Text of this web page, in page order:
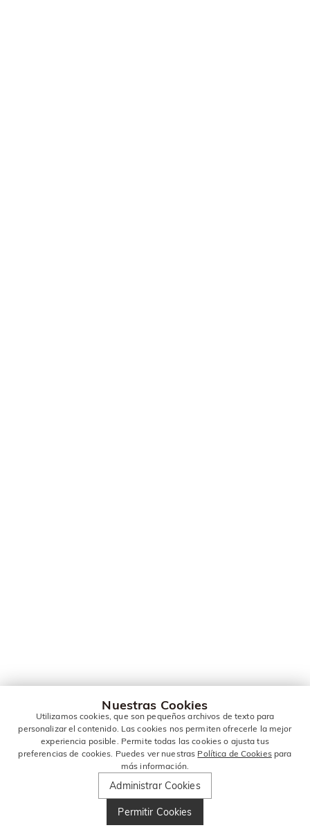
Nuestras Cookies
Utilizamos cookies, que son pequeños archivos de texto para
personalizar el contenido. Las cookies nos permiten ofrecerle la mejor
experiencia posible. Permite todas las cookies o ajusta tus
preferencias de cookies. Puedes ver nuestras Política de Cookiespara
más información.
Administrar Cookies
Permitir Cookies